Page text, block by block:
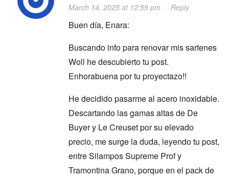
March 14, 2025 at 12:59 pm · Reply
Buen día, Enara:
Buscando info para renovar mis sartenes
Woll he descubierto tu post.
Enhorabuena por tu proyectazo!!
He decidido pasarme al acero inoxidable.
Descartando las gamas altas de De
Buyer y Le Creuset por su elevado
precio, me surge la duda, leyendo tu post,
entre Silampos Supreme Prof y
Tramontina Grano, porque en el pack de